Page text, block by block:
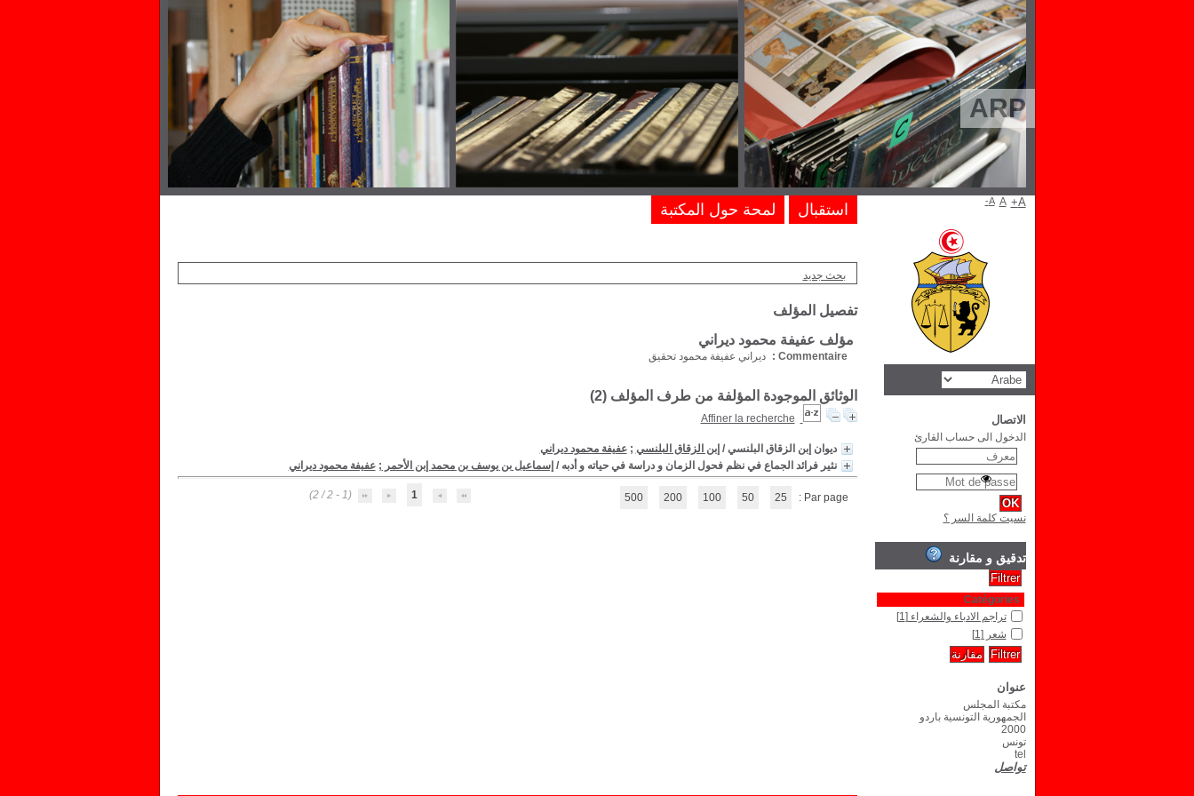
ARP
بحث جديد
تفصيل المؤلف
مؤلف عفيفة محمود ديراني
Commentaire : ديراني عفيفة محمود تحقيق
الوثائق الموجودة المؤلفة من طرف المؤلف (2
)
Affiner la recherche
ديوان إبن الزقاق البلنسي / إبن الزقاق البلنسي ;عفيفة محمود ديراني
نثير فرائد الجماع في نظم فحول الزمان و دراسة في حياته و أدبه / إسماعيل بن يوسف بن محمد إبن الأحمر ;عفيفة محمود ديراني
1
(1 - 2 / 2) Par page :
25
50
100
200
500
استقبال لمحة حول المكتبة A- A A+
الاتصال
الدخول الى حساب القارئ
نسيت كلمة السر ؟
تدقيق و مقارنة
Catégories
تراجم الادباء والشعراء [1]
شعر [1]
عنوان
مكتبة المجلس
الجمهورية التونسية باردو
2000
تونس
tel
تواصل